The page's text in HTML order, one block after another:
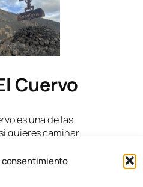
Cuervo
es una de las
quieres caminar